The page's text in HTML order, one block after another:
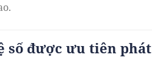
số được ưu tiên phát